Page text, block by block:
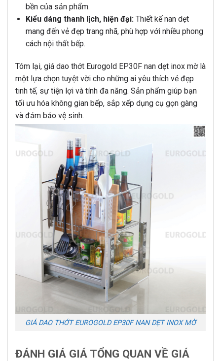
bền của sản phẩm.
Kiểu dáng thanh lịch, hiện đại:Thiết kế nan dẹt
mang đến vẻ đẹp trang nhã, phù hợp với nhiều phong
cách nội thất bếp.
Tóm lại, giá dao thớt Eurogold EP30F nan dẹt inox mờ là
một lựa chọn tuyệt vời cho những ai yêu thích vẻ đẹp
tinh tế, sự tiện lợi và tính đa năng. Sản phẩm giúp bạn
tối ưu hóa không gian bếp, sắp xếp dụng cụ gọn gàng
và đảm bảo vệ sinh.
GIÁ DAO THỚT EUROGOLD EP30F NAN DẸT INOX MỜ
ĐÁNH GIÁ GIÁ TỔNG QUAN VỀ GIÁ